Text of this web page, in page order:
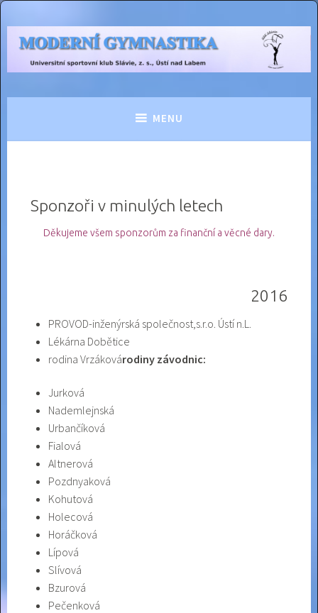
to
content
MODERNÍ GYMNASTIKA
USK Slávie Ústí nad Labem
MENU
Sponzoři v minulých letech
Děkujeme všem sponzorům za finanční a věcné dary.
2016
PROVOD-inženýrská společnost,s.r.o. Ústí n.L.
Lékárna Dobětice
rodina Vrzákovárodiny závodnic:
Jurková
Nademlejnská
Urbančíková
Fialová
Altnerová
Pozdnyaková
Kohutová
Holecová
Horáčková
Lípová
Slívová
Bzurová
Pečenková